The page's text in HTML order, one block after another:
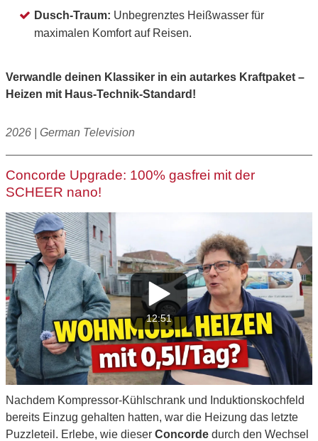
Dusch-Traum: Unbegrenztes Heißwasser für
maximalen Komfort auf Reisen.
Verwandle deinen Klassiker in ein autarkes Kraftpaket –
Heizen mit Haus-Technik-Standard!
2026 | German Television
Concorde Upgrade: 100% gasfrei mit der
SCHEER nano!
12:51
Nachdem Kompressor-Kühlschrank und Induktionskochfeld
bereits Einzug gehalten hatten, war die Heizung das letzte
Puzzleteil. Erlebe, wie dieser Concorde durch den Wechsel